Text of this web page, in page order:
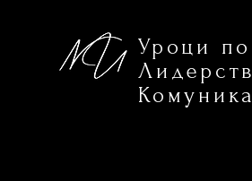
Уроци по